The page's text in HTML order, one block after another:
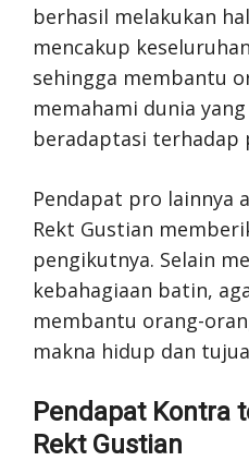
berhasil melakukan
mencakup
sehingga membantu
memahami dunia
beradaptasi terhadap
Pendapat pro lainnya
Rekt Gustian
pengikutnya. Selain
kebahagiaan batin,
membantu orang-
makna hidup dan
Pendapat Kontra
Rekt Gustian